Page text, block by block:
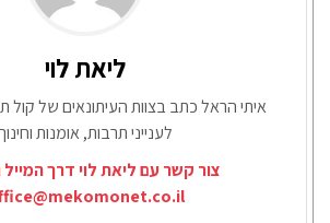
ליאת לוי
איתי הראל כתב בצוות העיתונאים של קול
לענייני תרבות, אומנות וחינוך
צור קשר עם ליאת לוי דרך